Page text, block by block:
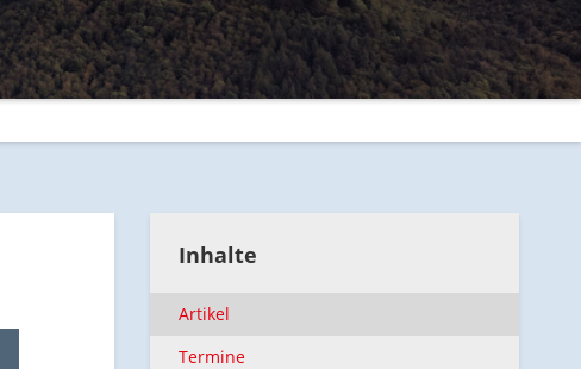
Inhalte
Artikel
Termine